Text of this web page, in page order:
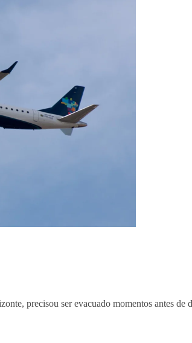
precisou ser evacuado momentos antes